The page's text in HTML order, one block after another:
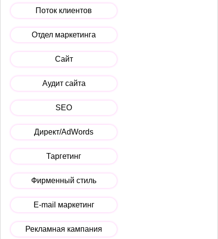
Поток клиентов
Отдел маркетинга
Сайт
Аудит сайта
SEO
Директ/AdWords
Таргетинг
Фирменный стиль
E-mail маркетинг
Рекламная кампания